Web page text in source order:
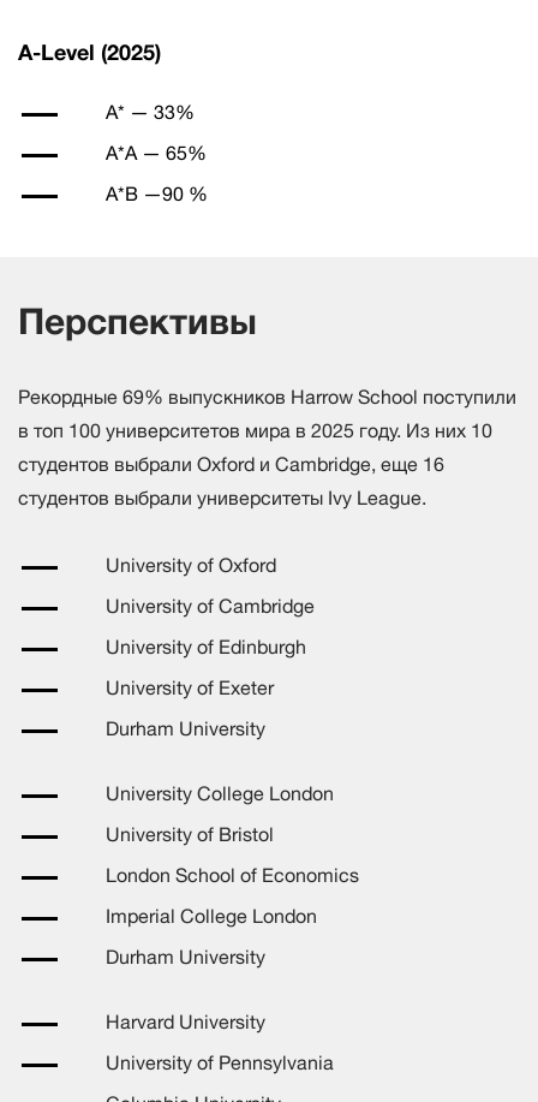
A-Level (2025)
A* — 33%
A*A — 65%
A*B —90 %
Перспективы
Рекордные 69% выпускников Harrow School поступили
в топ 100 университетов мира в 2025 году. Из них 10
студентов выбрали Oxford и Cambridge, еще 16
студентов выбрали университеты Ivy League.
University of Oxford
University of Cambridge
University of Edinburgh
University of Exeter
Durham University
University College London
University of Bristol
London School of Economics
Imperial College London
Durham University
Harvard University
University of Pennsylvania